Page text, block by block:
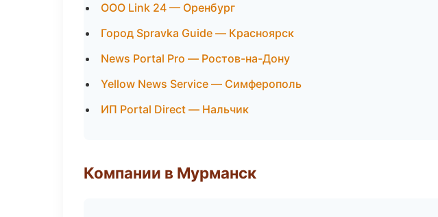
ООО Link 24 — Оренбург
Город Spravka Guide — Красноярск
News Portal Pro — Ростов-на-Дону
Yellow News Service — Симферополь
ИП Portal Direct — Нальчик
Компании в Мурманск